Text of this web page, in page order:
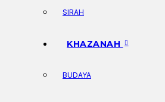
SIRAH
KHAZANAH
BUDAYA